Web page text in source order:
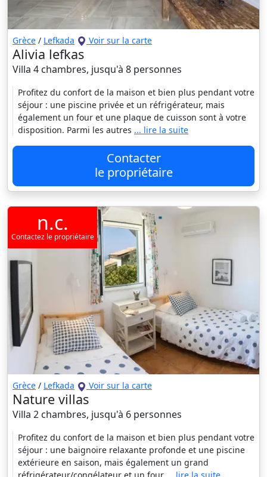
Grèce / Lefkada Voir sur la carte
Alivia lefkas
Villa 4 chambres, jusqu'à 8 personnes
Profitez du confort de la maison et bien plus pendant votre
séjour : une piscine privée et un réfrigérateur, mais
également un four et une plaque de cuisson sont à votre
disposition. Parmi les autres ... lire la suite
Contacter
le propriétaire
n.c.
Contactez le propriétaire
Grèce / Lefkada Voir sur la carte
Nature villas
Villa 2 chambres, jusqu'à 6 personnes
Profitez du confort de la maison et bien plus pendant votre
séjour : une baignoire relaxante profonde et une piscine
extérieure en saison, mais également un grand